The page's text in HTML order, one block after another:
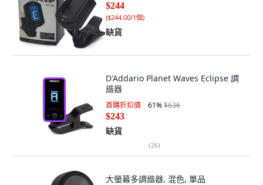
$244
($244.00/1個)
缺貨
D'Addario Planet Waves Eclipse 調
諧器
首購折扣價 61%$636
$243
缺貨
(26)
大螢幕多調諧器, 混色, 單品